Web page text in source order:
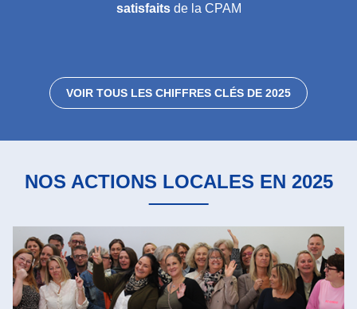
satisfaitsde la CPAM
VOIR TOUS LES CHIFFRES CLÉS DE 2025
NOS ACTIONS LOCALES EN 2025